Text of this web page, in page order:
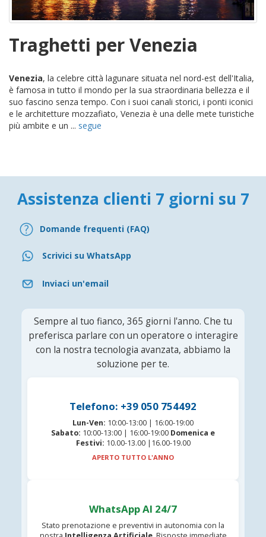
Traghetti per Venezia
Venezia, la celebre città lagunare situata nel nord-est dell'Italia,
è famosa in tutto il mondo per la sua straordinaria bellezza e il
suo fascino senza tempo. Con i suoi canali storici, i ponti iconici
e le architetture mozzafiato, Venezia è una delle mete turistiche
più ambite e un ... segue
Assistenza clienti 7 giorni su 7
Domande frequenti (FAQ)
Scrivici su WhatsApp
Inviaci un'email
Sempre al tuo fianco, 365 giorni l'anno. Che tu
preferisca parlare con un operatore o interagire
con la nostra tecnologia avanzata, abbiamo la
soluzione per te.
Telefono: +39 050 754492
Lun-Ven: 10:00-13:00 | 16:00-19:00
Sabato: 10:00-13:00 | 16:00-19:00 Domenica e
Festivi: 10.00-13.00 |16.00-19.00
APERTO TUTTO L'ANNO
WhatsApp AI 24/7
Stato prenotazione e preventivi in autonomia con la